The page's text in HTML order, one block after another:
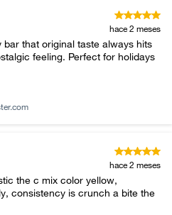
hace 2 meses
that original taste always hits
feeling. Perfect for holidays
hace 2 meses
the c mix color yellow,
consistency is crunch a bite the